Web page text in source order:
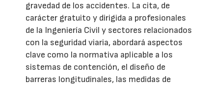
gravedad de los accidentes. La cita, de
carácter gratuito y dirigida a profesionales
de la Ingeniería Civil y sectores relacionados
con la seguridad viaria, abordará aspectos
clave como la normativa aplicable a los
sistemas de contención, el diseño de
barreras longitudinales, las medidas de